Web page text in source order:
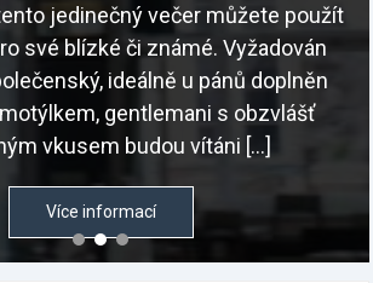
jedinečný večer můžete použít
své blízké či známé. Vyžadován
ideálně u pánů doplněn
gentlemani s obzvlášť
vkusem budou vítáni […]
Více informací